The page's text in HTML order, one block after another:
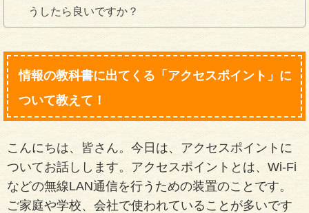
うしたら良いですか？
情報の教科書に出てくる「アクセスポイント」に
ついて教えて！
こんにちは、皆さん。今日は、アクセスポイントに
ついてお話しします。アクセスポイントとは、Wi-Fi
などの無線LAN通信を行うための装置のことです。
ご家庭や学校、会社で使われていることが多いです